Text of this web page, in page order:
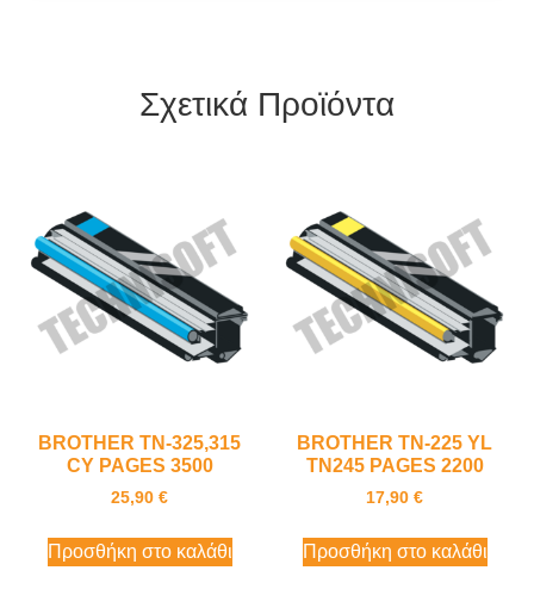
Σχετικά Προϊόντα
BROTHER TN-325,315
CY PAGES 3500
25,90 €
Προσθήκη στο καλάθι
BROTHER TN-225 YL
TN245 PAGES 2200
17,90 €
Προσθήκη στο καλάθι